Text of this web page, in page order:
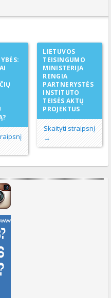
LIETUVOS
TEISINGUMO
MINISTERIJA
RENGIA
PARTNERYSTĖS
INSTITUTO
TEISĖS AKTŲ
PROJEKTUS
Skaityti straipsnį
→